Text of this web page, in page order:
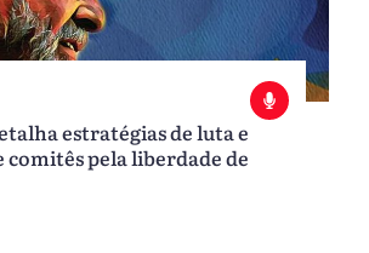
estratégias de luta e
comitês pela liberdade de